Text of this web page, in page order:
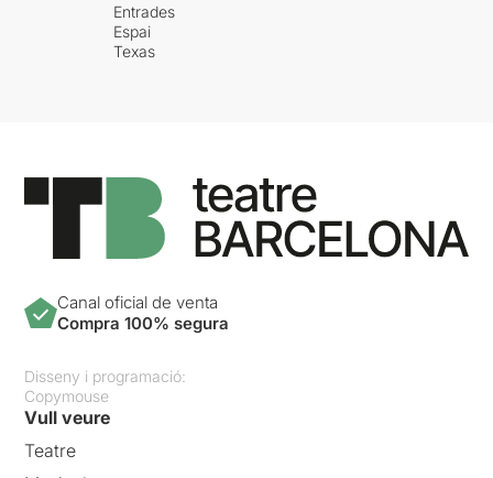
Entrades
Espai
Texas
Canal oficial de venta
Compra 100% segura
Disseny i programació:
Copymouse
Vull veure
Teatre